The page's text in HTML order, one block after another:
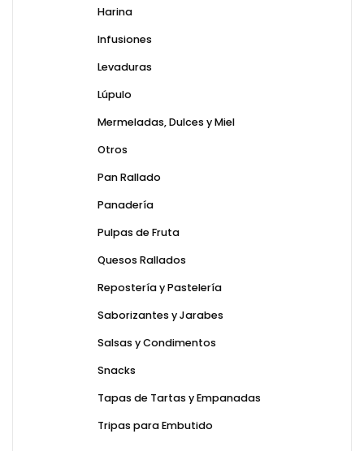
Harina
Infusiones
Levaduras
Lúpulo
Mermeladas, Dulces y Miel
Otros
Pan Rallado
Panadería
Pulpas de Fruta
Quesos Rallados
Repostería y Pastelería
Saborizantes y Jarabes
Salsas y Condimentos
Snacks
Tapas de Tartas y Empanadas
Tripas para Embutido